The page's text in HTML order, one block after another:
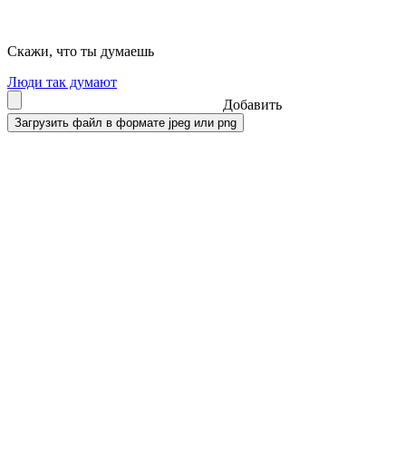
Скажи, что ты думаешь
Люди так думают
Добавить